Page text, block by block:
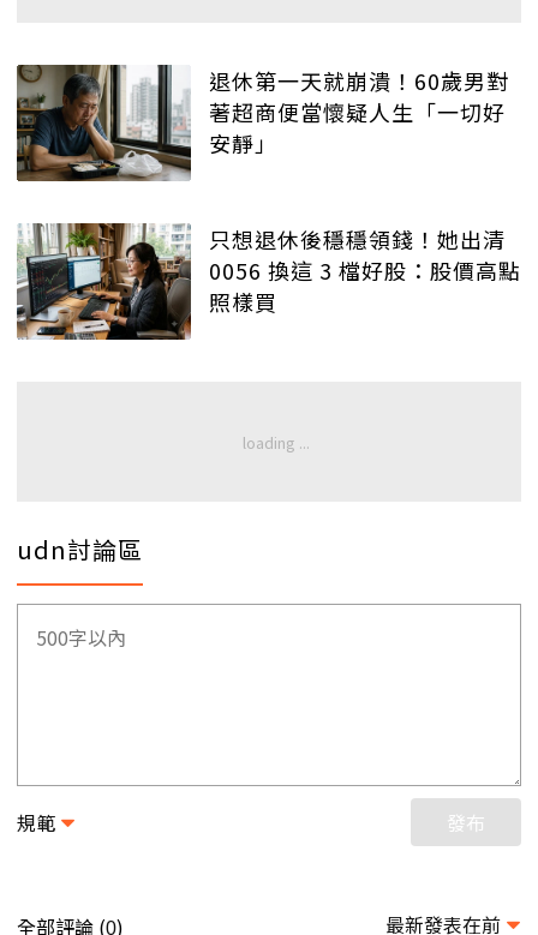
退休第一天就崩潰！60歲男對
著超商便當懷疑人生「一切好
安靜」
只想退休後穩穩領錢！她出清
0056 換這 3 檔好股：股價高點
照樣買
udn討論區
規範 發布
全部評論 (0) 最新發表在前